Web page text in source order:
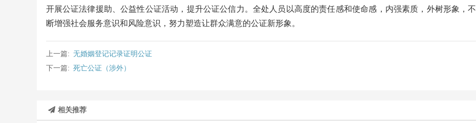
开展公证法律援助、公益性公证活动，提升公证公信力。全处人员以高度的责任感和使命感，内强素质，外树形象，不
断增强社会服务意识和风险意识，努力塑造让群众满意的公证新形象。
上一篇: 无婚姻登记记录证明公证
下一篇: 死亡公证（涉外）
相关推荐